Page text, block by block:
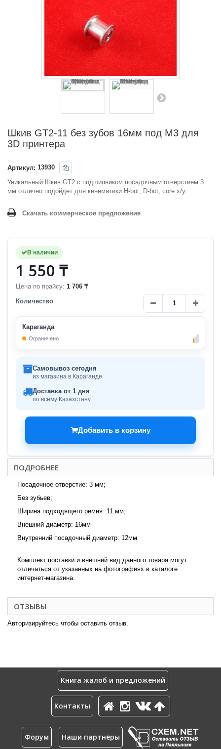
Шкив GT2-11 без зубов 16мм под М3 для
3D принтера
Артикул: 13930
Уникальный Шкив GT2 с подшипником посадочным отверстием 3
мм отлично подойдет для кинематики H-bot, D-bot, core x/y.
Скачать коммерческое предложение
В наличии
1 550 ₸
Цена по прайсу: 1 706 ₸
Количество
Караганда
Ограничено
Самовывоз сегодня
из магазина в Караганде
Доставка от 1 дня
по всему Казахстану
Добавить в корзину
ПОДРОБНЕЕ
Посадочное отверстие: 3 мм;
Без зубьев;
Ширина подходящего ремня: 11 мм;
Внешний диаметр: 16мм
Внутренний посадочный диаметр: 12мм
Комплект поставки и внешний вид данного товара могут
отличаться от указанных на фотографиях в каталоге
интернет-магазина.
ОТЗЫВЫ
Авторизируйтесь чтобы оставить отзыв.
Книга жалоб и предложений
Контакты
Форум Наши партнёры